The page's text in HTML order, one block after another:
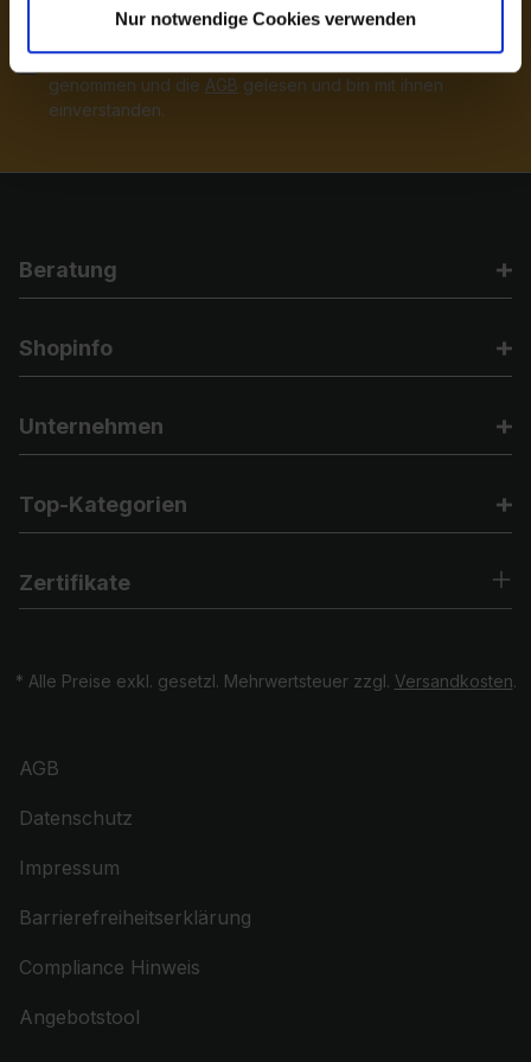
Nur notwendige Cookies verwenden
Ich habe dieDatenschutzbestimmungenzur Kenntnis
genommen und die AGB gelesen und bin mit ihnen
einverstanden.
Beratung
Shopinfo
Unternehmen
Top-Kategorien
Zertifikate
* Alle Preise exkl. gesetzl. Mehrwertsteuer zzgl. Versandkosten.
AGB
Datenschutz
Impressum
Barrierefreiheitserklärung
Compliance Hinweis
Angebotstool